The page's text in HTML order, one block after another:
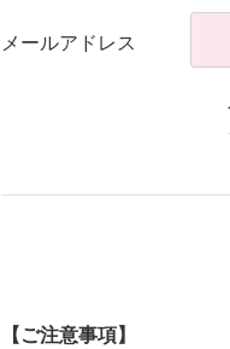
メールアドレス
【ご注意事項】